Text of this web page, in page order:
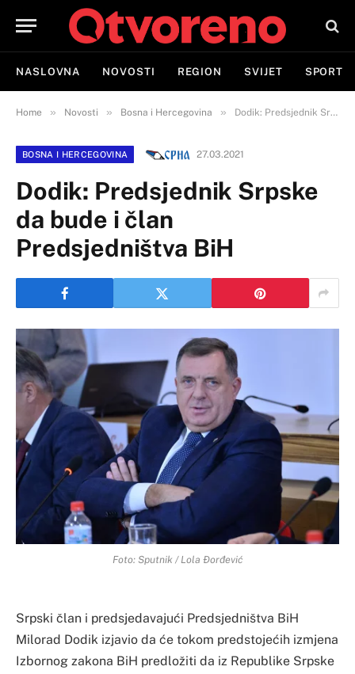
NASLOVNA NOVOSTI REGION SVIJET SPORT
Home » Novosti » Bosna i Hercegovina » Dodik: Predsjednik Srpske da bude i član Predsjedništva BiH
BOSNA I HERCEGOVINA 27.03.2021
Dodik: Predsjednik Srpske
da bude i član
Predsjedništva BiH
Foto: Sputnik / Lola Đorđević
Srpski član i predsjedavajući Predsjedništva BiH
Milorad Dodik izjavio da će tokom predstojećih izmjena
Izbornog zakona BiH predložiti da iz Republike Srpske